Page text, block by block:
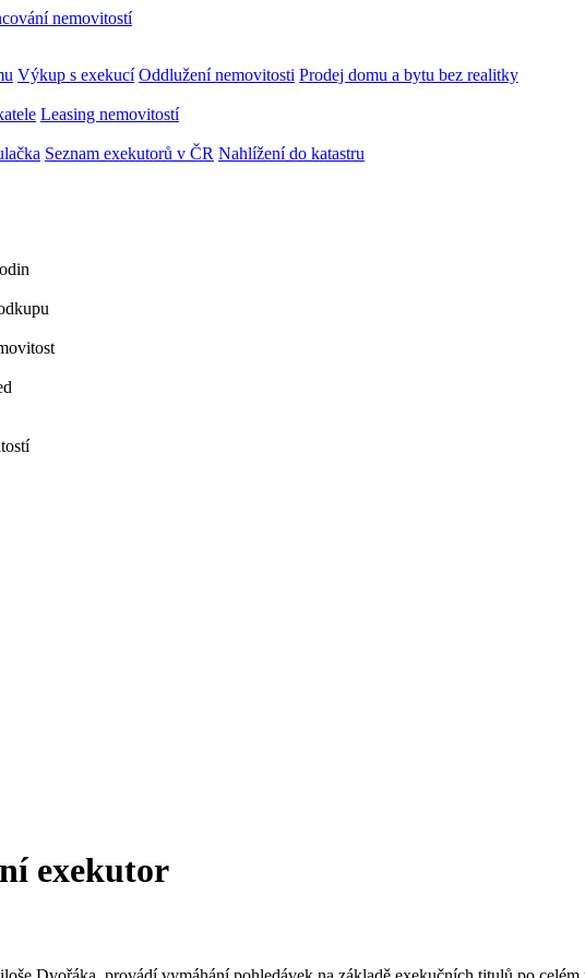
Výkup s exekucí Oddlužení nemovitosti Prodej domu a bytu bez realitky
Leasing nemovitostí
Seznam exekutorů v ČR Nahlížení do katastru
exekutor